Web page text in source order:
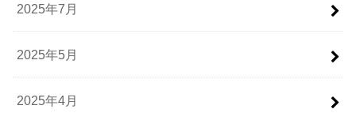
2025年7月
2025年5月
2025年4月